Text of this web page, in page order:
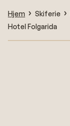
Hjem Skiferie
Hotel Folgarida